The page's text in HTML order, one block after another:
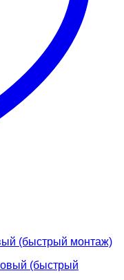
(быстрый монтаж)